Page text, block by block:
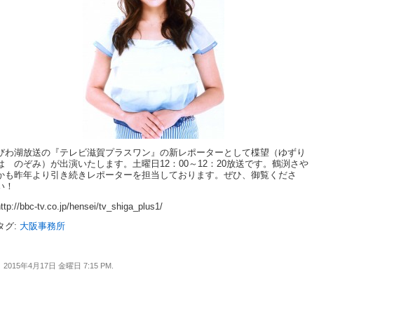
わ湖放送の『テレビ滋賀プラスワン』の新レポーターとして楪望（ゆずり
のぞみ）が出演いたします。土曜日12：00～12：20放送です。鶴渕さや
も昨年より引き続きレポーターを担当しております。ぜひ、御覧くださ
！
bbc-tv.co.jp/hensei/tv_shiga_plus1/
グ: 大阪事務所
2015年4月17日 金曜日 7:15 PM.